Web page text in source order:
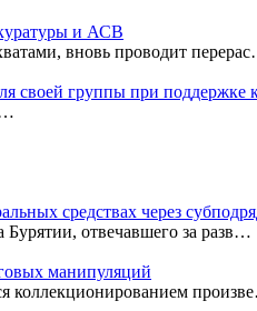
и АСВ
вновь проводит
своей группы при
средствах через
Бурятии, отвечавшего за разв…
манипуляций
коллекционированием